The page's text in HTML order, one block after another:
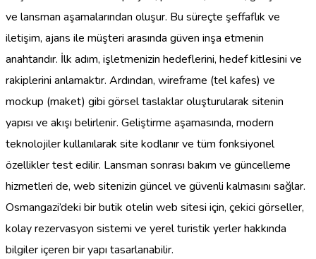
ve lansman aşamalarından oluşur. Bu süreçte şeffaflık ve
iletişim, ajans ile müşteri arasında güven inşa etmenin
anahtarıdır. İlk adım, işletmenizin hedeflerini, hedef kitlesini ve
rakiplerini anlamaktır. Ardından, wireframe (tel kafes) ve
mockup (maket) gibi görsel taslaklar oluşturularak sitenin
yapısı ve akışı belirlenir. Geliştirme aşamasında, modern
teknolojiler kullanılarak site kodlanır ve tüm fonksiyonel
özellikler test edilir. Lansman sonrası bakım ve güncelleme
hizmetleri de, web sitenizin güncel ve güvenli kalmasını sağlar.
Osmangazi’deki bir butik otelin web sitesi için, çekici görseller,
kolay rezervasyon sistemi ve yerel turistik yerler hakkında
bilgiler içeren bir yapı tasarlanabilir.